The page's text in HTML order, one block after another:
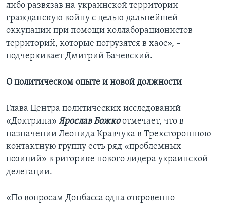
либо развязав на украинской территории
гражданскую войну с целью дальнейшей
оккупации при помощи коллаборационистов
территорий, которые погрузятся в хаос», –
подчеркивает Дмитрий Бачевский.
О политическом опыте и новой должности
Глава Центра политических исследований
«Доктрина» Ярослав Божкоотмечает, что в
назначении Леонида Кравчука в Трехстороннюю
контактную группу есть ряд «проблемных
позиций» в риторике нового лидера украинской
делегации.
«По вопросам Донбасса одна откровенно